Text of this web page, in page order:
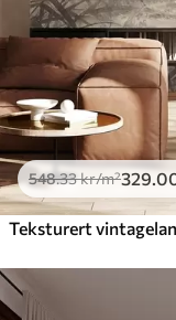
548.33kr/m²329